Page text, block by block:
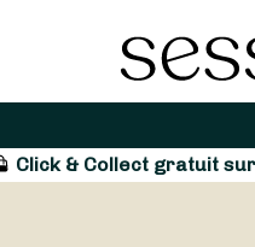
Click & Collect gratuit